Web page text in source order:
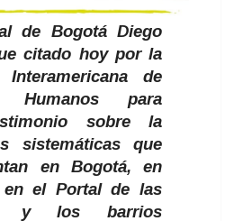
de Bogotá Diego
citado hoy por la
Interamericana de
Humanos para
sobre la
sistemáticas que
en Bogotá, en
en el Portal de las
y los barrios